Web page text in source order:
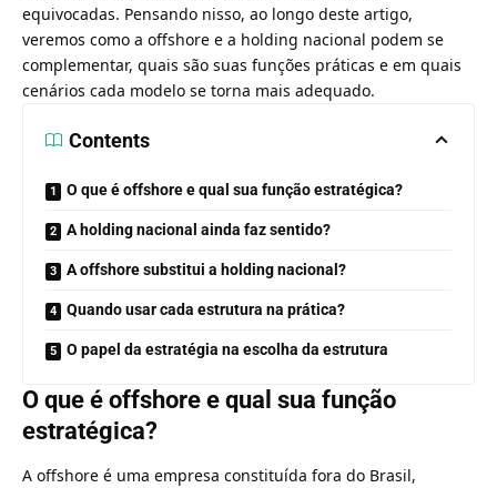
equivocadas. Pensando nisso, ao longo deste artigo,
veremos como a offshore e a holding nacional podem se
complementar, quais são suas funções práticas e em quais
cenários cada modelo se torna mais adequado.
Contents
O que é offshore e qual sua função estratégica?
A holding nacional ainda faz sentido?
A offshore substitui a holding nacional?
Quando usar cada estrutura na prática?
O papel da estratégia na escolha da estrutura
O que é offshore e qual sua função
estratégica?
A offshore é uma empresa constituída fora do Brasil,